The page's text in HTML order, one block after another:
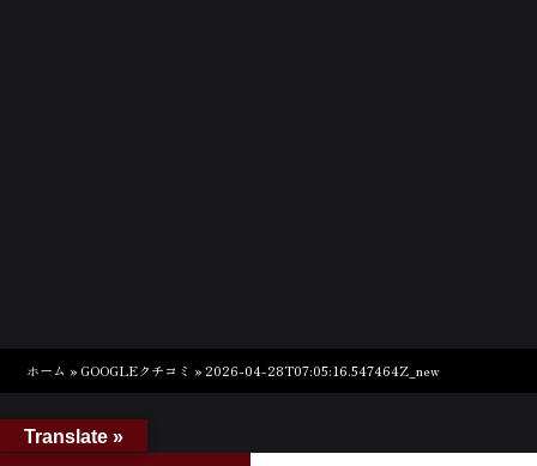
ホーム » GOOGLEクチコミ » 2026-04-28T07:05:16.547464Z_new
Translate »